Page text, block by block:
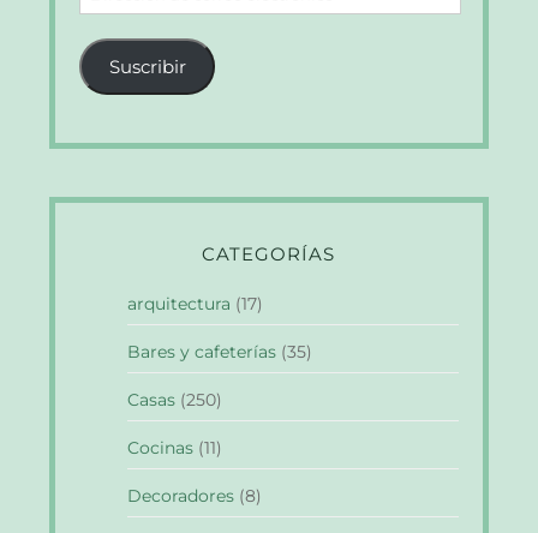
de
correo
electrónico
Suscribir
CATEGORÍAS
arquitectura (17)
Bares y cafeterías (35)
Casas (250)
Cocinas (11)
Decoradores (8)